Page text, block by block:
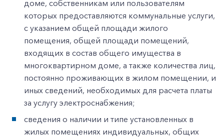
доме, собственникам или пользователям
которых предоставляются коммунальные услуги,
с указанием общей площади жилого
помещения, общей площади помещений,
входящих в состав общего имущества в
многоквартирном доме, а также количества лиц,
постоянно проживающих в жилом помещении, и
иных сведений, необходимых для расчета платы
за услугу электроснабжения;
сведения о наличии и типе установленных в
жилых помещениях индивидуальных, общих